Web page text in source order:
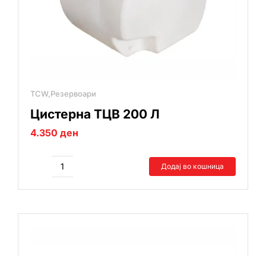
TCW,Резервоари
Цистерна ТЦВ 200 Л
4.350 ден
Цистерна
Л
Додај во кошница